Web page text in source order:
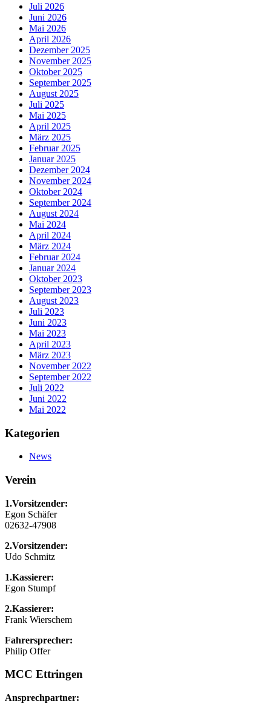
Juli 2026
Juni 2026
Mai 2026
April 2026
Dezember 2025
November 2025
Oktober 2025
September 2025
August 2025
Juli 2025
Mai 2025
April 2025
März 2025
Februar 2025
Januar 2025
Dezember 2024
November 2024
Oktober 2024
September 2024
August 2024
Mai 2024
April 2024
März 2024
Februar 2024
Januar 2024
Oktober 2023
September 2023
August 2023
Juli 2023
Juni 2023
Mai 2023
April 2023
März 2023
November 2022
September 2022
Juli 2022
Juni 2022
Mai 2022
Kategorien
News
Verein
1.Vorsitzender:
Egon Schäfer
02632-47908
2.Vorsitzender:
Udo Schmitz
1.Kassierer:
Egon Stumpf
2.Kassierer:
Frank Wierschem
Fahrersprecher:
Philip Offer
MCC Ettringen
Ansprechpartner: